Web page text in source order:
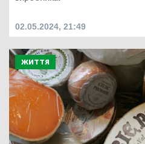
02.05.2024, 21:49
ЖИТТЯ